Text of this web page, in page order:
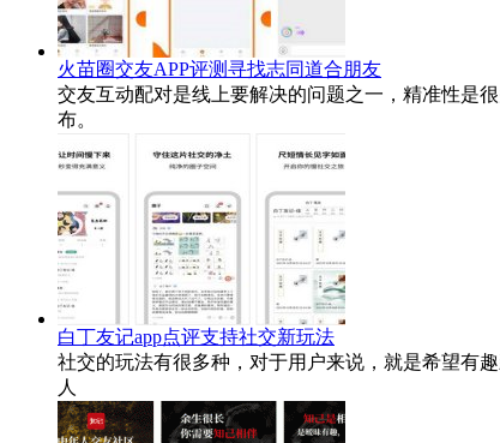
火苗圈交友APP评测寻找志同道合朋友
交友互动配对是线上要解决的问题之一，精准性是
布。
白丁友记app点评支持社交新玩法
社交的玩法有很多种，对于用户来说，就是希望有
人